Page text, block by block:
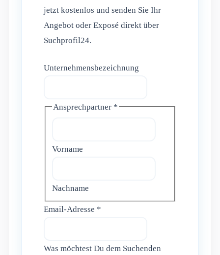
jetzt kostenlos und senden Sie Ihr
Angebot oder Exposé direkt über
Suchprofil24.
Unternehmensbezeichnung
Ansprechpartner *
Vorname
Nachname
Email-Adresse *
Was möchtest Du dem Suchenden